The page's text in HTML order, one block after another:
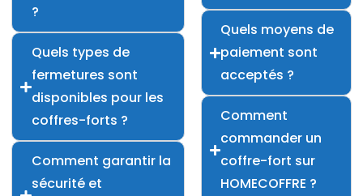
?
Quels types de
fermetures sont
disponibles pour les
coffres-forts ?
Comment garantir la
sécurité et
Quels moyens de
paiement sont
acceptés ?
Comment
commander un
coffre-fort sur
HOMECOFFRE ?